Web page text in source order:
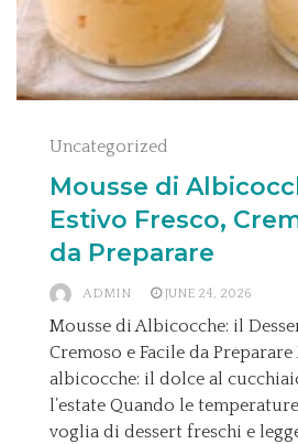
Uncategorized
Mousse di
Estivo Fresco,
da Preparare
ADMIN JUNE 24, 2026
Mousse di Albicocche: il
Cremoso e Facile da
albicocche: il dolce al
l’estate Quando le
voglia di dessert freschi e